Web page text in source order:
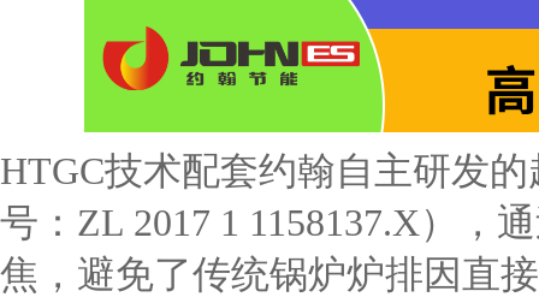
HTGC技术配套约翰自主研发
号：ZL 2017 1 1158137.X），
焦，避免了传统锅炉炉排因直